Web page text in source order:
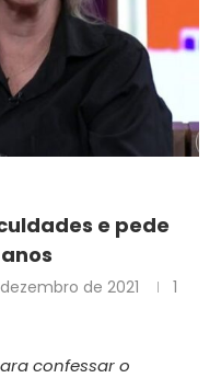
e pede
de 2021
1
confessar o